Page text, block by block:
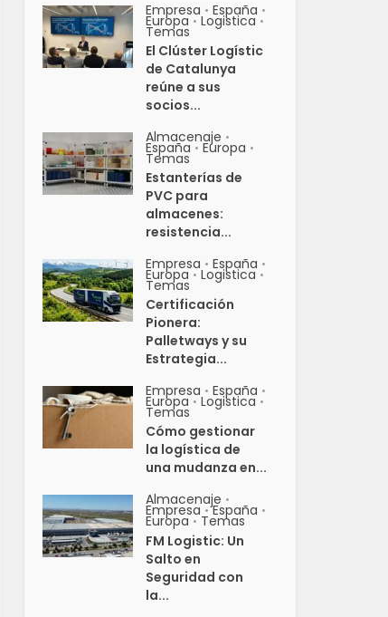
Empresa • España •
Europa • Logistica •
Temas
El Clúster Logístic
de Catalunya
reúne a sus
socios...
Almacenaje •
España • Europa •
Temas
Estanterías de
PVC para
almacenes:
resistencia...
Empresa • España •
Europa • Logistica •
Temas
Certificación
Pionera:
Palletways y su
Estrategia...
Empresa • España •
Europa • Logistica •
Temas
Cómo gestionar
la logística de
una mudanza en...
Almacenaje •
Empresa • España •
Europa • Temas
FM Logistic: Un
Salto en
Seguridad con
la...